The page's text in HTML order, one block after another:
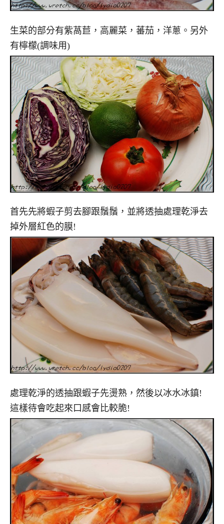
生菜的部分有紫萵苣，高麗菜，蕃茄，洋蔥。另外
有檸檬(調味用)
首先先將蝦子剪去腳跟鬚鬚，並將透抽處理乾淨去
掉外層紅色的膜!
處理乾淨的透抽跟蝦子先燙熟，然後以冰水冰鎮!
這樣待會吃起來口感會比較脆!